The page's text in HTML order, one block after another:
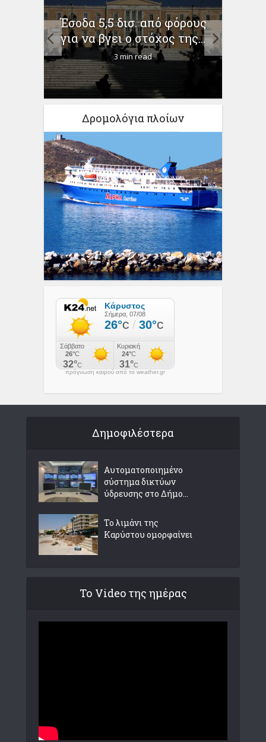
Έσοδα 5,5 δισ. από φόρους
για να βγει ο στόχος της...
3 min read
Δρομολόγια πλοίων
πρόγνωση καιρού από το weather.gr
Δημοφιλέστερα
Αυτοματοποιημένο
σύστημα δικτύων
ύδρευσης στο Δήμο...
Το λιμάνι της
Καρύστου ομορφαίνει
Το Video της ημέρας